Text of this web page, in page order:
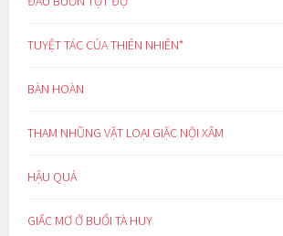
TUYỆT TÁC CỦA THIÊN NHIÊN*
BÀN HOÀN
THAM NHŨNG VẶT LOẠI GIẶC NỘI XÂM
HẬU QUẢ
GIẤC MƠ Ở BUỔI TÀ HUY